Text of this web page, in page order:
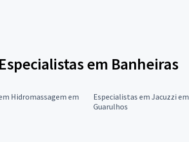
em Banheiras
Hidromassagem em
Especialistas em Jacuzzi em
Guarulhos